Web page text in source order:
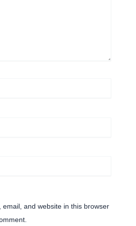
email, and website in this browser